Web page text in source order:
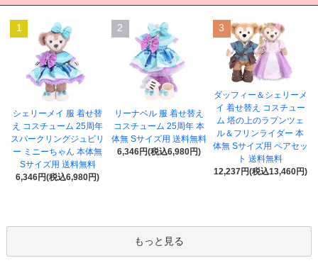
1
シェリーメイ 服 着せ替
え コスチューム 25周年
スパークリングジュビリ
ー ミニーちゃん 本体無
Sサイズ用 送料無料
6,346円(税込6,980円)
2
リーナベル 服 着せ替え
コスチューム 25周年 本
体無 Sサイズ用 送料無料
6,346円(税込6,980円)
3
ダッフィー＆シェリーメ
イ 着せ替え コスチュー
ム 塔の上のラプンツェ
ル＆フリンライダー 本
体無 Sサイズ用 ペアセッ
ト 送料無料
12,237円(税込13,460円)
もっと見る